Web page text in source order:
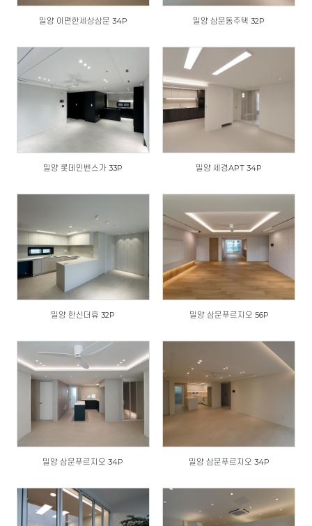
밀양 이편한세상삼문 34P 밀양 삼문동주택 32P
밀양 롯데인벤스가 33P 밀양 세경APT 34P
밀양 한신더휴 32P 밀양 삼문푸르지오 56P
밀양 삼문푸르지오 34P 밀양 삼문푸르지오 34P